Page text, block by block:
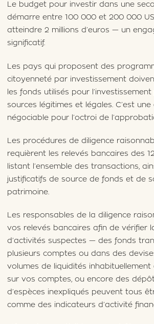
Le budget pour investir dans une
démarre entre 100 000 et 200 000
atteindre 2 millions d’euros — un
significatif.
Les pays qui proposent des
citoyenneté par investissement
les fonds utilisés pour
sources légitimes et légales. C’est
négociable pour l’octroi de
Les procédures de diligence
requièrent les relevés bancaires des
listant l’ensemble des transactions,
justificatifs de source de fonds et de
patrimoine.
Les responsables de la diligence
vos relevés bancaires afin de vérifier
d’activités suspectes — des fonds
plusieurs comptes ou dans des
volumes de liquidités inhabituellement
sur vos comptes, ou encore des
d’espèces inexpliqués peuvent tous
comme des indicateurs d’activité